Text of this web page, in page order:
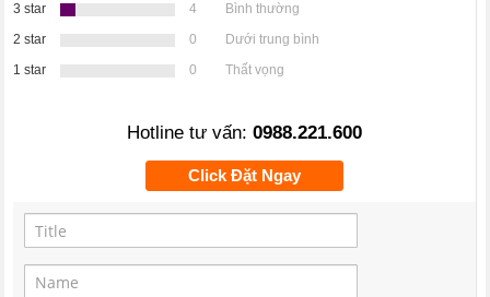
3 star
4
Bình thường
2 star
0
Dưới trung bình
1 star
0 Thất vọng
Hotline tư vấn: 0988.221.600
Click Đặt Ngay